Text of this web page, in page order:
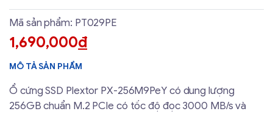
Mã sản phẩm: PT029PE
1,690,000đ
MÔ TẢ SẢN PHẨM
Ổ cứng SSD Plextor PX-256M9PeY có dung lượng
256GB chuẩn M.2 PCIe có tốc độ đọc 3000 MB/s và